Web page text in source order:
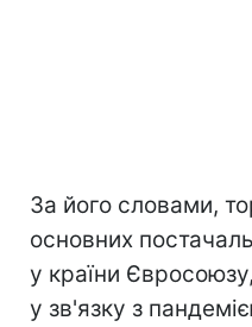
За його словами,
основних
у країни
у зв'язку з